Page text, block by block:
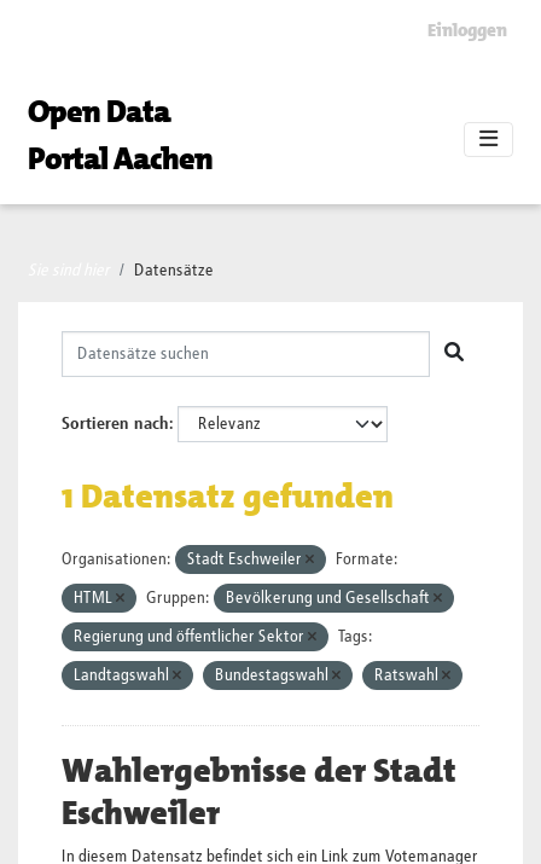
Einloggen
Open Data
Portal Aachen
Datensätze
Sortieren nach
1 Datensatz gefunden
Organisationen: Stadt Eschweiler Formate:
HTML Gruppen: Bevölkerung und Gesellschaft
Regierung und öffentlicher Sektor Tags:
Landtagswahl Bundestagswahl Ratswahl
Wahlergebnisse der Stadt
Eschweiler
In diesem Datensatz befindet sich ein Link zum Votemanager